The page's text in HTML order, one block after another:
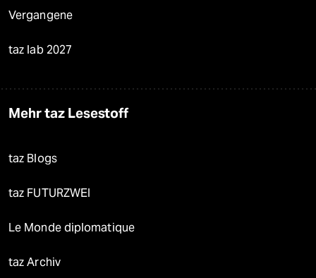
Vergangene
taz lab 2027
Mehr taz Lesestoff
taz Blogs
taz FUTURZWEI
Le Monde diplomatique
taz Archiv